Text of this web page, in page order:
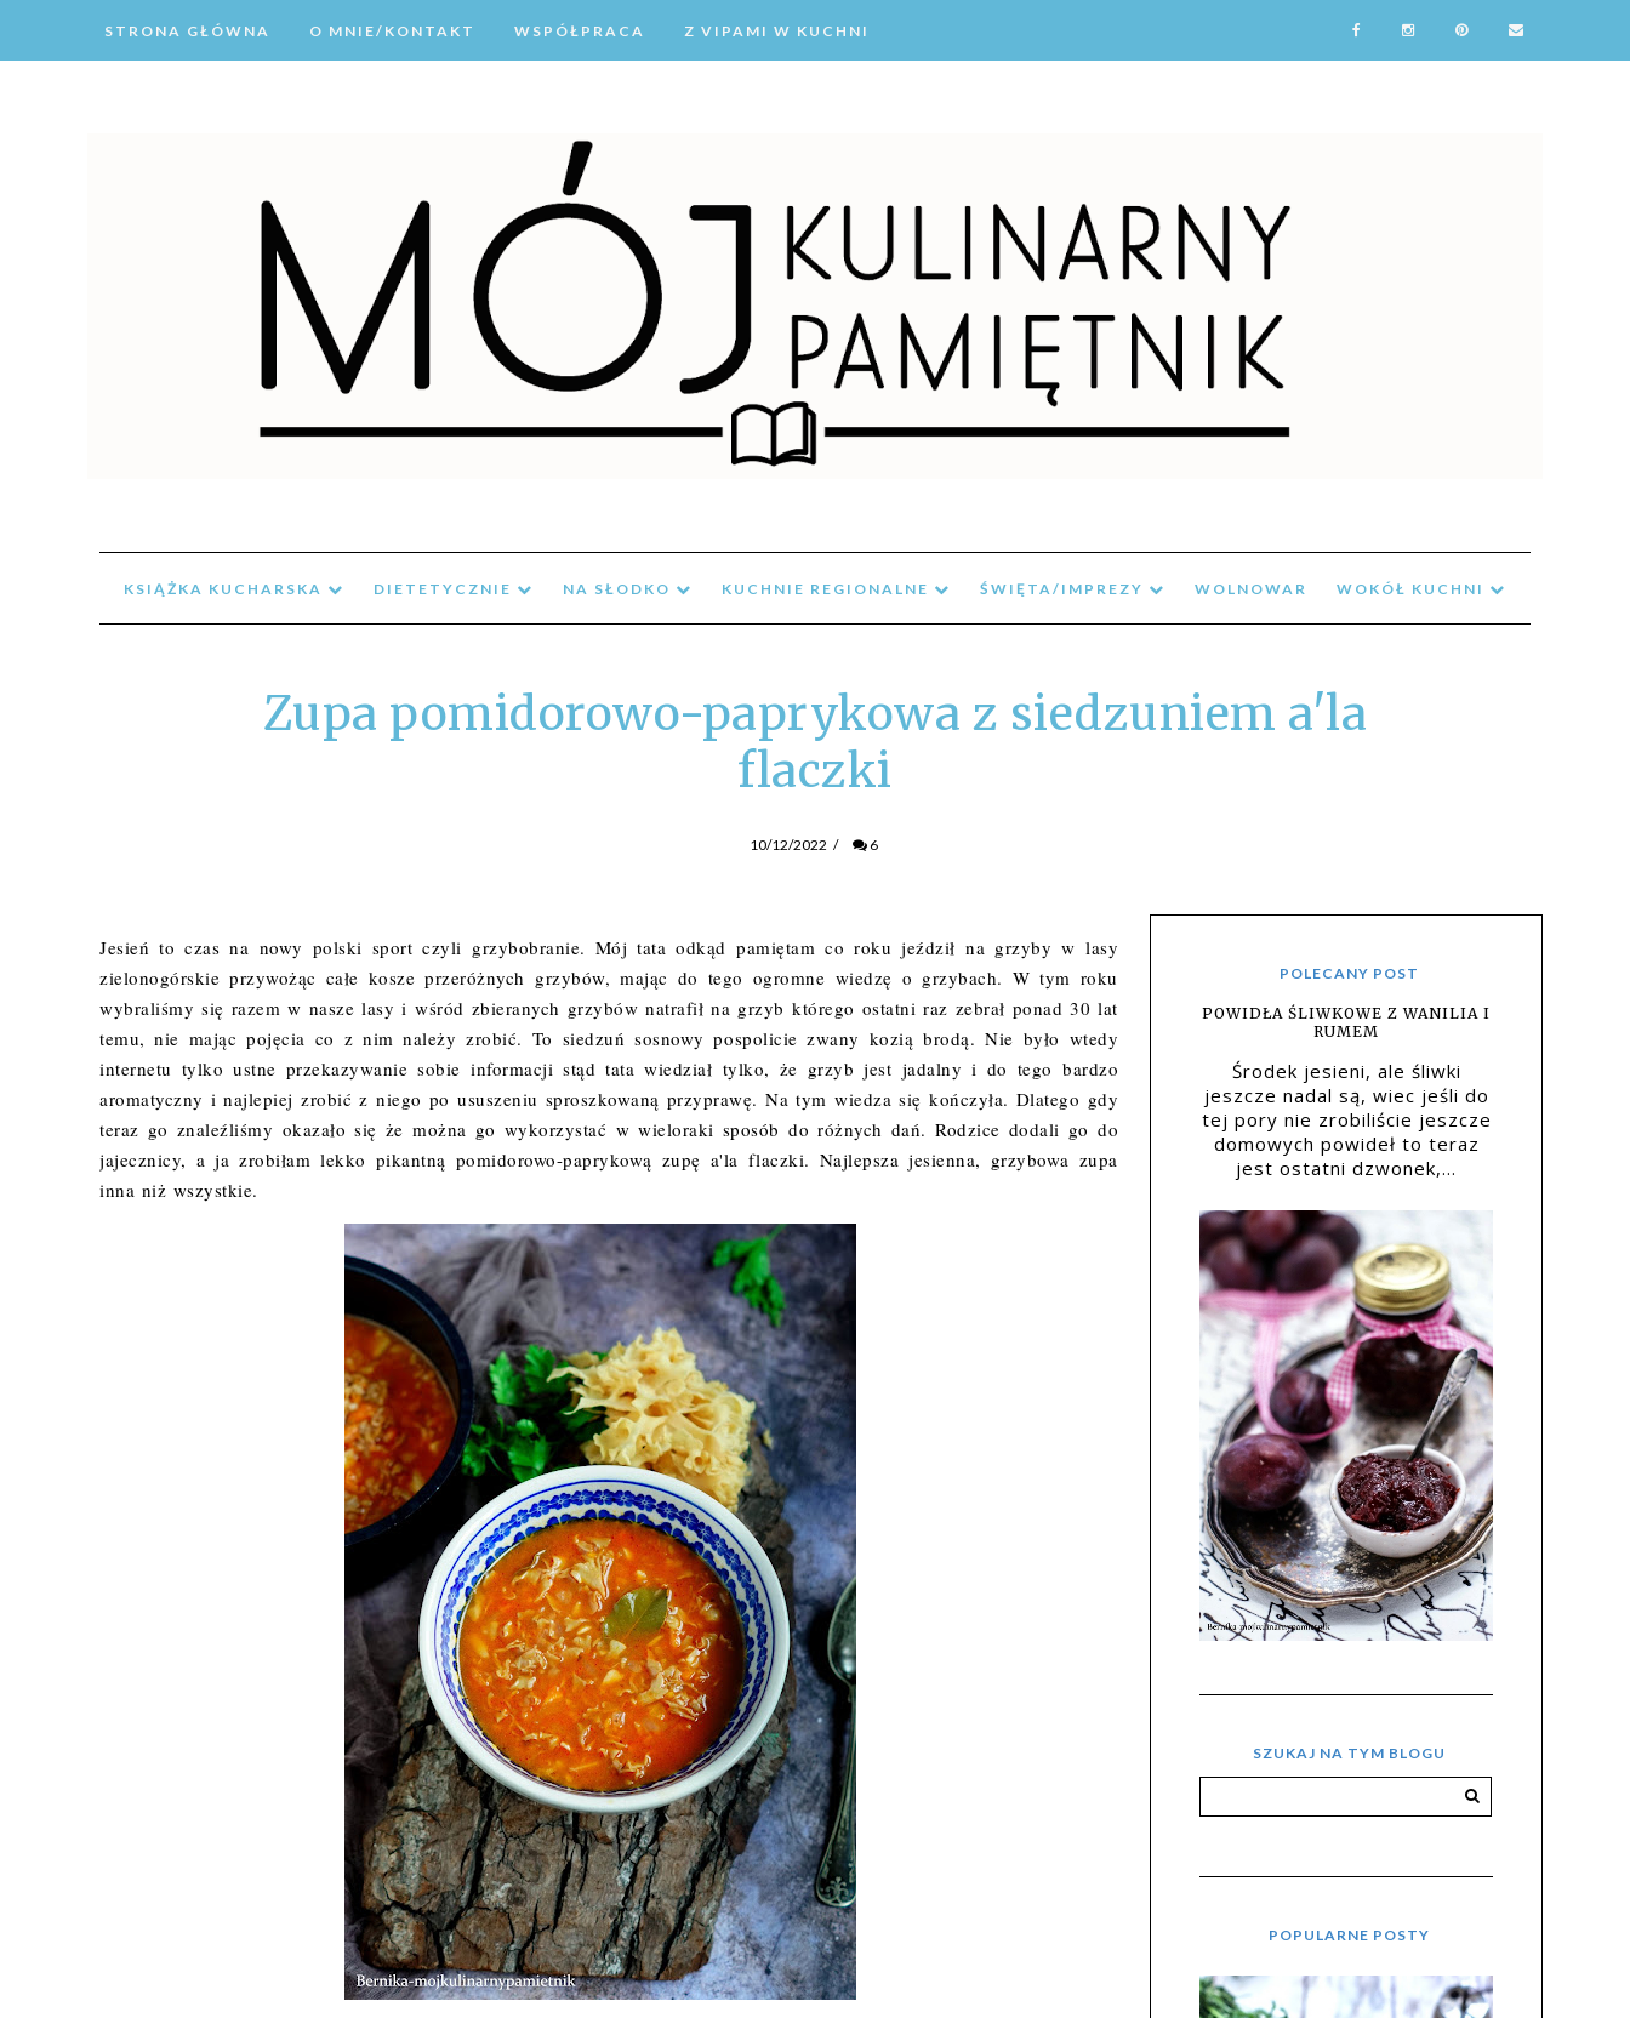
STRONA GŁÓWNA O MNIE/KONTAKT WSPÓŁPRACA Z VIPAMI W KUCHNI
KSIĄŻKA KUCHARSKA DIETETYCZNIE NA SŁODKO KUCHNIE REGIONALNE ŚWIĘTA/IMPREZY WOLNOWAR WOKÓŁ KUCHNI
Zupa pomidorowo-paprykowa z siedzuniem a'la
flaczki
10/12/2022 / 6
Jesień to czas na nowy polski sport czyli grzybobranie. Mój tata odkąd pamiętam co roku jeździł na grzyby w lasy
zielonogórskie przywożąc całe kosze przeróżnych grzybów, mając do tego ogromne wiedzę o grzybach. W tym roku
wybraliśmy się razem w nasze lasy i wśród zbieranych grzybów natrafił na grzyb którego ostatni raz zebrał ponad 30 lat
temu, nie mając pojęcia co z nim należy zrobić. To siedzuń sosnowy pospolicie zwany kozią brodą. Nie było wtedy
internetu tylko ustne przekazywanie sobie informacji stąd tata wiedział tylko, że grzyb jest jadalny i do tego bardzo
aromatyczny i najlepiej zrobić z niego po ususzeniu sproszkowaną przyprawę. Na tym wiedza się kończyła. Dlatego gdy
teraz go znaleźliśmy okazało się że można go wykorzystać w wieloraki sposób do różnych dań. Rodzice dodali go do
jajecznicy, a ja zrobiłam lekko pikantną pomidorowo-paprykową zupę a'la flaczki. Najlepsza jesienna, grzybowa zupa
inna niż wszystkie.
POLECANY POST
POWIDŁA ŚLIWKOWE Z WANILIA I
RUMEM
Środek jesieni, ale śliwki
jeszcze nadal są, wiec jeśli do
tej pory nie zrobiliście jeszcze
domowych powideł to teraz
jest ostatni dzwonek,...
SZUKAJ NA TYM BLOGU
POPULARNE POSTY